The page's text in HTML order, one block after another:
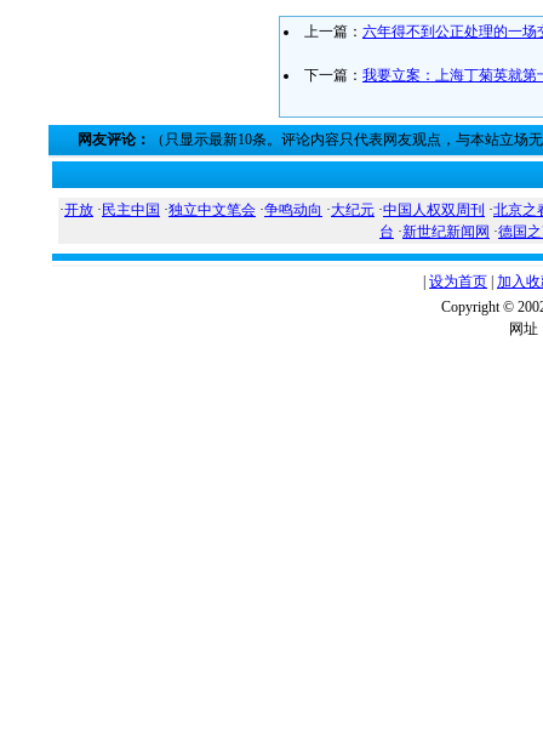
上一篇： 六年得不到公正处理的一场
下一篇： 我要立案：上海丁菊英就第
网友评论： （只显示最新10条。评论内容只代表网友观点，与本站立场
·开放 · 民主中国 ·独立中文笔会 ·争鸣动向 ·大纪元 ·中国人权双周刊 ·北京之
台 ·新世纪新闻网 ·德国
设为首页 加入
Copyright ©
网址